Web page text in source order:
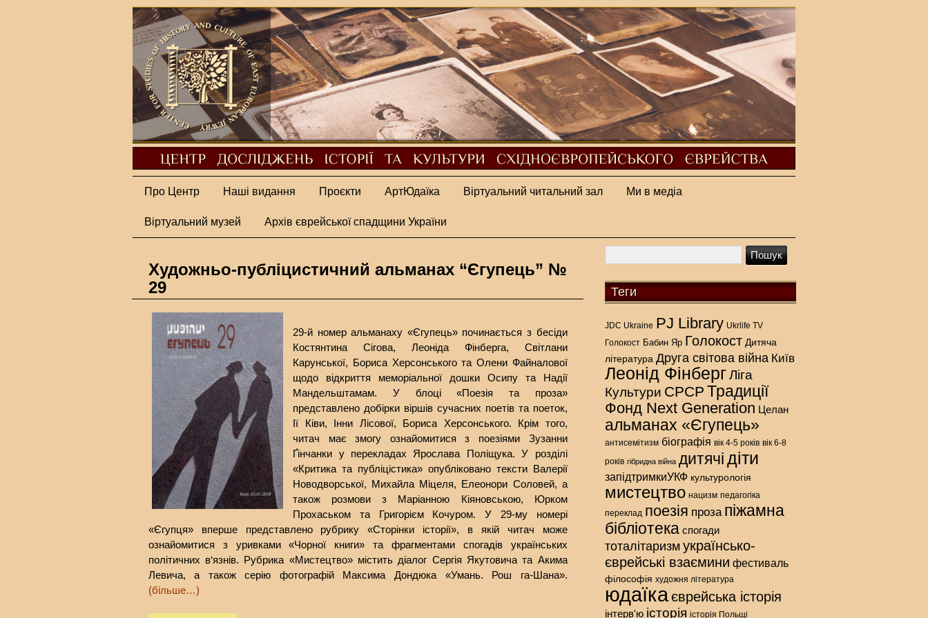
Про Центр Наші видання Проєкти АртЮдаїка Віртуальний читальний зал Ми в медіа
Віртуальний музей Архів єврейської спадщини України
Художньо-публіцистичний альманах “Єгупець” №
29
29-й номер альманаху «Єгупець» починається з бесіди
Костянтина Сігова, Леоніда Фінберга, Світлани
Карунської, Бориса Херсонського та Олени Файналової
щодо відкриття меморіальної дошки Осипу та Надії
Мандельштамам. У блоці «Поезія та проза»
представлено добірки віршів сучасних поетів та поеток,
Ії Ківи, Інни Лісової, Бориса Херсонського. Крім того,
читач має змогу ознайомитися з поезіями Зузанни
Ґінчанки у перекладах Ярослава Поліщука. У розділі
«Критика та публіцістика» опубліковано тексти Валерії
Новодворської, Михайла Міцеля, Елеонори Соловей, а
також розмови з Маріанною Кіяновською, Юрком
Прохаськом та Григорієм Кочуром. У 29-му номері
«Єгупця» вперше представлено рубрику «Сторінки історії», в якій читач може
ознайомитися з уривками «Чорної книги» та фрагментами спогадів українських
політичних в‘язнів. Рубрика «Мистецтво» містить діалог Сергія Якутовича та Акима
Левича, а також серію фотографій Максима Дондюка «Умань. Рош га-Шана».
(більше…)
Теги
JDC Ukraine PJ Library Ukrlife TV
Голокост Бабин Яр Голокост Дитяча
література Друга світова війна Київ
Леонід ФінбергЛіга
Культури СРСР Традиції
Фонд Next Generation Целан
альманах «Єгупець»
антисемітизм біографія вік 4-5 років вік 6-8
років гібридна війна дитячідіти
запідтримкиУКФ культурологія
мистецтво нацизм педагогіка
переклад поезія проза піжамна
бібліотека спогади
тоталітаризм українсько-
єврейські взаємини фестиваль
філософія художня література
юдаїкаєврейська історія
інтерв'ю історія історія Польщі